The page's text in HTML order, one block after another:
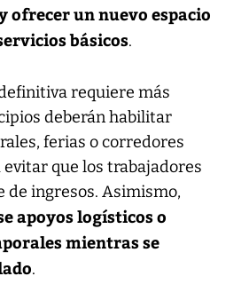
ofrecer un nuevo espacio
básicos.
requiere más
deberán habilitar
ferias o corredores
que los trabajadores
de ingresos. Asimismo,
apoyos logísticos o
mientras se
.